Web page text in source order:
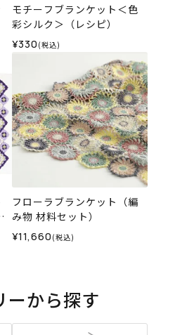
モチーフブランケット＜色
彩シルク＞（レシピ）
¥330 (税込)
フローラブランケット（編
み物 材料セット）
¥11,660 (税込)
ーから探す